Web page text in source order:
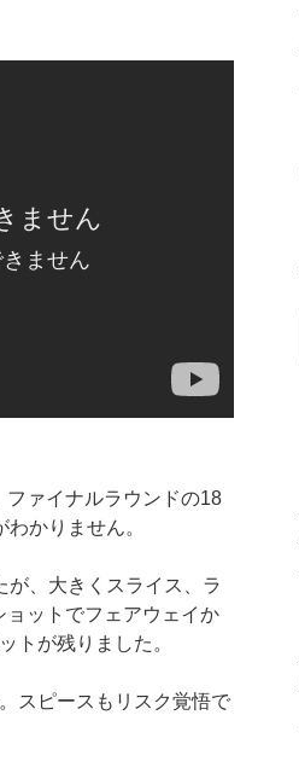
ァイナルラウンドの18
かりません。
が、大きくスライス、ラ
ットでフェアウェイか
トが残りました。
スピースもリスク覚悟で